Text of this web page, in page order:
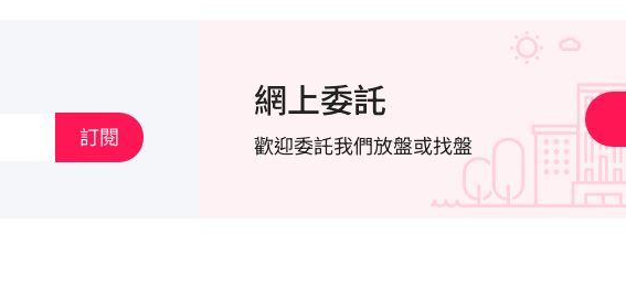
訂閱
網上委託
歡迎委託我們放盤或找盤